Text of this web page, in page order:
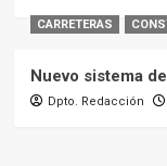
CARRETERAS
Nuevo sistema
Dpto. Redacción